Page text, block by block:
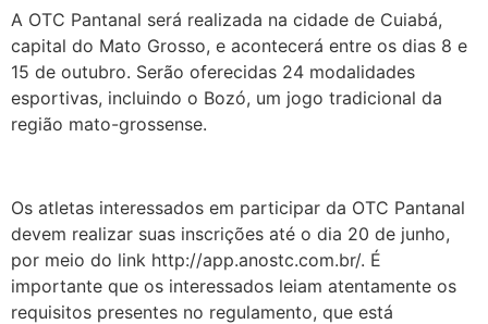
A OTC Pantanal será realizada na cidade de Cuiabá,
capital do Mato Grosso, e acontecerá entre os dias 8 e
15 de outubro. Serão oferecidas 24 modalidades
esportivas, incluindo o Bozó, um jogo tradicional da
região mato-grossense.
Os atletas interessados em participar da OTC Pantanal
devem realizar suas inscrições até o dia 20 de junho,
por meio do link http://app.anostc.com.br/. É
importante que os interessados leiam atentamente os
requisitos presentes no regulamento, que está